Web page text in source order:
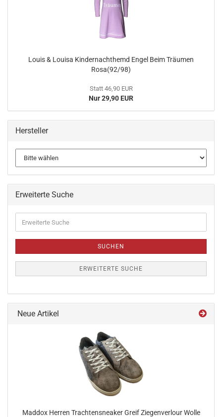
Louis & Louisa Kindernachthemd Engel Beim Träumen
Rosa(92/98)
Statt 46,90 EUR
Nur 29,90 EUR
Hersteller
Erweiterte Suche
SUCHEN
ERWEITERTE SUCHE
Neue Artikel
Maddox Herren Trachtensneaker Greif Ziegenverlour Wolle